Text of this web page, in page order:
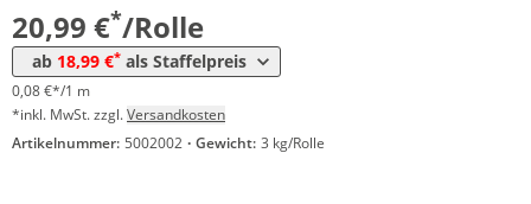
20,99 €*/Rolle
ab 18,99 €* als Staffelpreis
0,08 €*/1 m
*inkl. MwSt. zzgl.Versandkosten
Artikelnummer: 5002002 · Gewicht: 3 kg/Rolle